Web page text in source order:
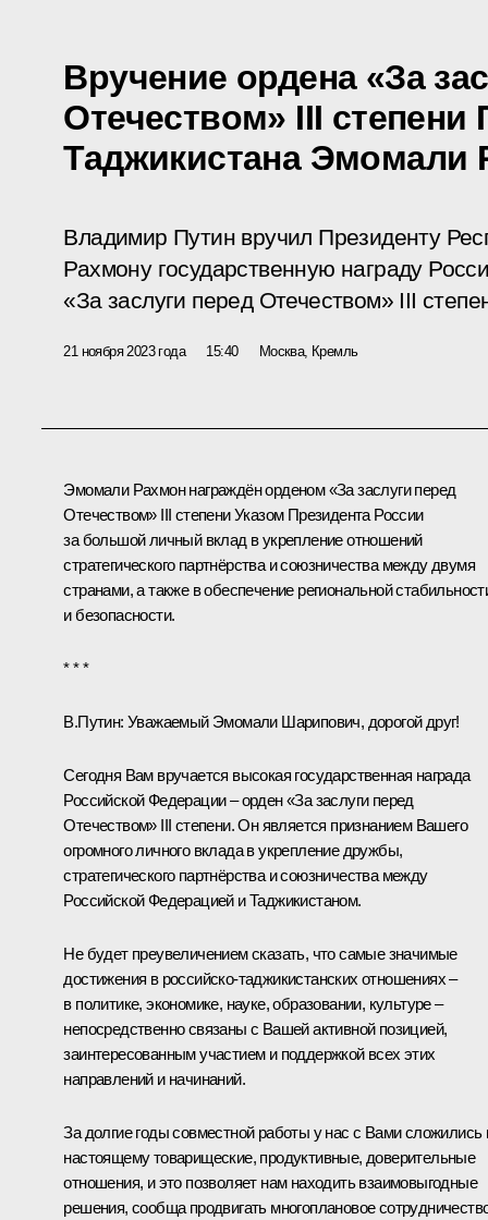
Вручение ордена «За
Отечеством» III степени
Таджикистана Эмомали
Владимир Путин вручил Президенту
Рахмону государственную награду
«За заслуги перед Отечеством» III
21 ноября 2023 года 15:40 Москва, Кремль
Эмомали Рахмоннаграждён орденом «За заслуги перед
Отечеством» III степениУказомПрезидента России
за большой личный вклад в укрепление отношений
стратегического партнёрства и союзничества между двумя
странами, а также в обеспечение региональной
и безопасности.
* * *
В.Путин: Уважаемый Эмомали Шарипович, дорогой друг!
Сегодня Вам вручается высокая государственная награда
Российской Федерации – орден «За заслуги перед
Отечеством» III степени. Он является признанием Вашего
огромного личного вклада в укрепление дружбы,
стратегического партнёрства и союзничества между
Российской Федерацией и Таджикистаном.
Не будет преувеличением сказать, что самые значимые
достижения в российско-таджикистанских отношениях –
в политике, экономике, науке, образовании, культуре –
непосредственно связаны с Вашей активной позицией,
заинтересованным участием и поддержкой всех этих
направлений и начинаний.
За долгие годы совместной работы у нас с Вами сложились
настоящему товарищеские, продуктивные, доверительные
отношения, и это позволяет нам находить взаимовыгодные
решения, сообща продвигать многоплановое